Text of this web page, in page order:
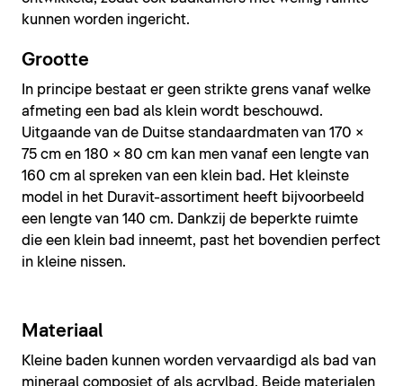
kunnen worden ingericht.
Grootte
In principe bestaat er geen strikte grens vanaf welke
afmeting een bad als klein wordt beschouwd.
Uitgaande van de Duitse standaardmaten van 170 ×
75 cm en 180 × 80 cm kan men vanaf een lengte van
160 cm al spreken van een klein bad. Het kleinste
model in het Duravit-assortiment heeft bijvoorbeeld
een lengte van 140 cm. Dankzij de beperkte ruimte
die een klein bad inneemt, past het bovendien perfect
in kleine nissen.
Materiaal
Kleine baden kunnen worden vervaardigd als bad van
mineraal composiet of als acrylbad. Beide materialen